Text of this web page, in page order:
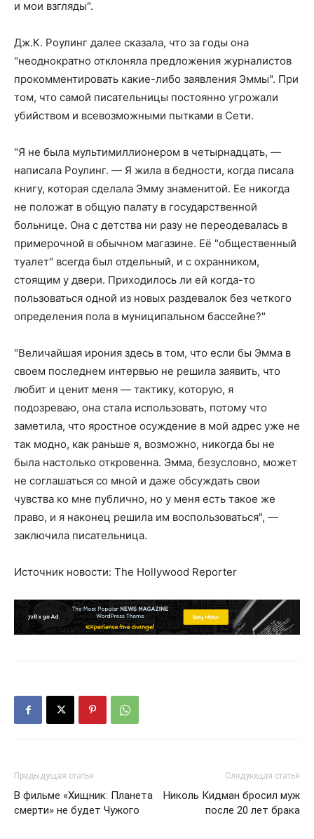
и мои взгляды".
Дж.К. Роулинг далее сказала, что за годы она
"неоднократно отклоняла предложения журналистов
прокомментировать какие-либо заявления Эммы". При
том, что самой писательницы постоянно угрожали
убийством и всевозможными пытками в Сети.
"Я не была мультимиллионером в четырнадцать, —
написала Роулинг. — Я жила в бедности, когда писала
книгу, которая сделала Эмму знаменитой. Ее никогда
не положат в общую палату в государственной
больнице. Она с детства ни разу не переодевалась в
примерочной в обычном магазине. Её "общественный
туалет" всегда был отдельный, и с охранником,
стоящим у двери. Приходилось ли ей когда-то
пользоваться одной из новых раздевалок без четкого
определения пола в муниципальном бассейне?"
"Величайшая ирония здесь в том, что если бы Эмма в
своем последнем интервью не решила заявить, что
любит и ценит меня — тактику, которую, я
подозреваю, она стала использовать, потому что
заметила, что яростное осуждение в мой адрес уже не
так модно, как раньше я, возможно, никогда бы не
была настолько откровенна. Эмма, безусловно, может
не соглашаться со мной и даже обсуждать свои
чувства ко мне публично, но у меня есть такое же
право, и я наконец решила им воспользоваться", —
заключила писательница.
Источник новости: The Hollywood Reporter
Предыдущая статья
В фильме «Хищник: Планета
смерти» не будет Чужого
Следующая статья
Николь Кидман бросил муж
после 20 лет брака